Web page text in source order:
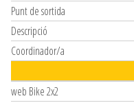
Punt de sortida
Descripció
Coordinador/a
web Bike 2x2